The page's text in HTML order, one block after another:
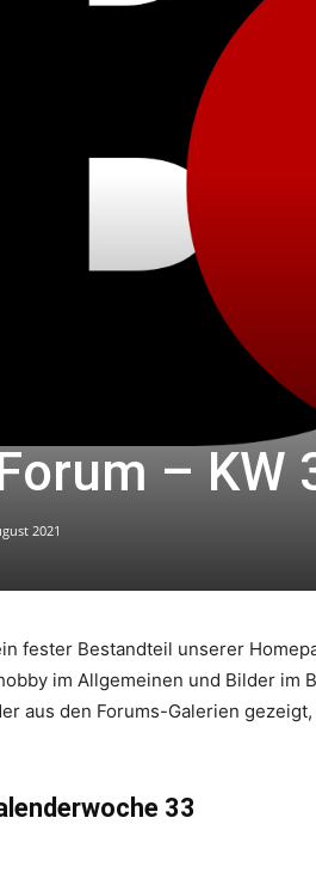
– KW
2021
fester Bestandteil unserer
im Allgemeinen und Bilder im
aus den Forums-Galerien
33